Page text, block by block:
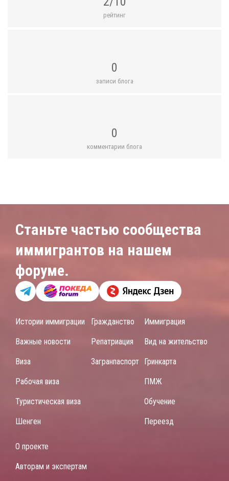
рейтинг
0
записи блога
0
комментарии блога
Станьте частью сообщества
иммигрантов на нашем
форуме.
Истории иммиграции
Важные новости
Виза
Рабочая виза
Туристическая виза
Шенген
Гражданство
Репатриация
Загранпаспорт
Иммиграция
Вид на жительство
Гринкарта
ПМЖ
Обучение
Переезд
О проекте
Авторам и экспертам